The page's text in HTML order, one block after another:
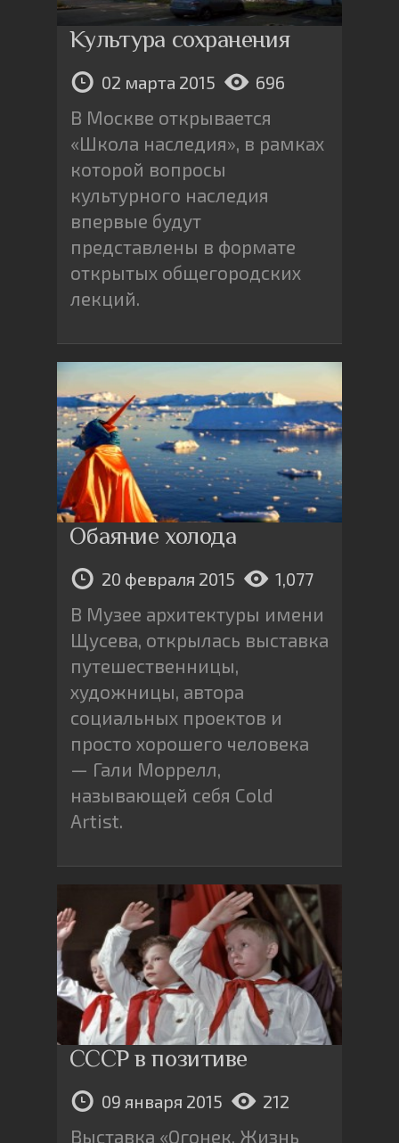
Культура сохранения
02 марта 2015 696
В Москве открывается
«Школа наследия», в рамках
которой вопросы
культурного наследия
впервые будут
представлены в формате
открытых общегородских
лекций.
Обаяние холода
20 февраля 2015 1,077
В Музее архитектуры имени
Щусева, открылась выставка
путешественницы,
художницы, автора
социальных проектов и
просто хорошего человека
— Гали Моррелл,
называющей себя Cold
Artist.
СССР в позитиве
09 января 2015 212
Выставка «Огонек. Жизнь